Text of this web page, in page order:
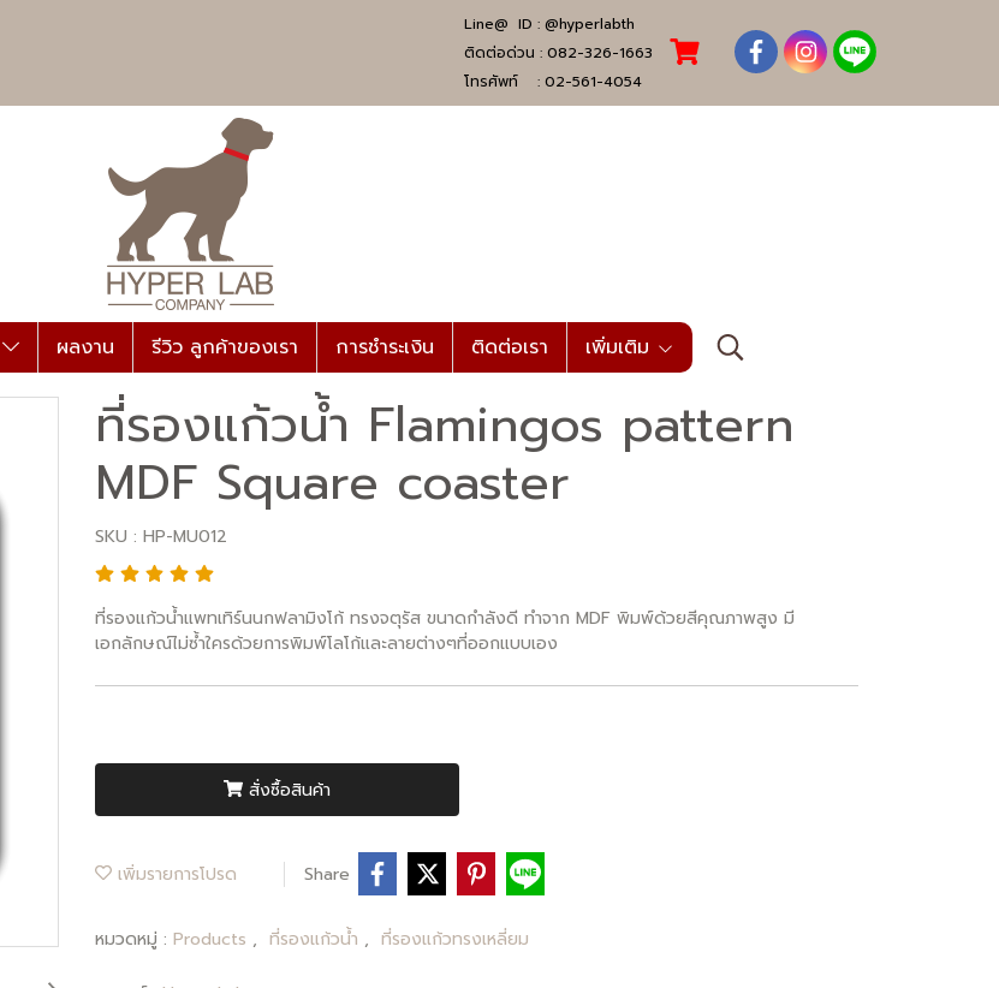
Line@ ID : @hyperlabth
ติดต่อด่วน : 082-326-1663
โทรศัพท์ : 02-561-4054
ผลงาน รีวิว ลูกค้าของเรา การชำระเงิน ติดต่อเรา เพิ่มเติม
ที่รองแก้วน้ำ Flamingos pattern
MDF Square coaster
SKU : HP-MU012
ที่รองแก้วน้ำแพทเทิร์นนกฟลามิงโก้ ทรงจตุรัส ขนาดกำลังดี ทำจาก MDF พิมพ์ด้วยสีคุณภาพสูง มี
เอกลักษณ์ไม่ซ้ำใครด้วยการพิมพ์โลโก้และลายต่างๆที่ออกแบบเอง
สั่งซื้อสินค้า
เพิ่มรายการโปรด Share
หมวดหมู่ : Products , ที่รองแก้วน้ำ , ที่รองแก้วทรงเหลี่ยม